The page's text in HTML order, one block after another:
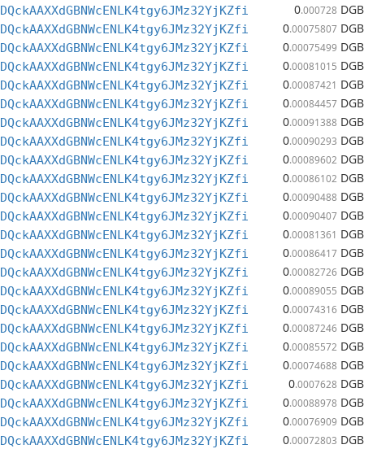
DQckAAXXdGBNWcENLK4tgy6JMz32YjKZfi 0.000728 DGB
DQckAAXXdGBNWcENLK4tgy6JMz32YjKZfi 0.00075807 DGB
DQckAAXXdGBNWcENLK4tgy6JMz32YjKZfi 0.00075499 DGB
DQckAAXXdGBNWcENLK4tgy6JMz32YjKZfi 0.00081015 DGB
DQckAAXXdGBNWcENLK4tgy6JMz32YjKZfi 0.00087421 DGB
DQckAAXXdGBNWcENLK4tgy6JMz32YjKZfi 0.00084457 DGB
DQckAAXXdGBNWcENLK4tgy6JMz32YjKZfi 0.00091388 DGB
DQckAAXXdGBNWcENLK4tgy6JMz32YjKZfi 0.00090293 DGB
DQckAAXXdGBNWcENLK4tgy6JMz32YjKZfi 0.00089602 DGB
DQckAAXXdGBNWcENLK4tgy6JMz32YjKZfi 0.00086102 DGB
DQckAAXXdGBNWcENLK4tgy6JMz32YjKZfi 0.00090488 DGB
DQckAAXXdGBNWcENLK4tgy6JMz32YjKZfi 0.00090407 DGB
DQckAAXXdGBNWcENLK4tgy6JMz32YjKZfi 0.00081361 DGB
DQckAAXXdGBNWcENLK4tgy6JMz32YjKZfi 0.00086417 DGB
DQckAAXXdGBNWcENLK4tgy6JMz32YjKZfi 0.00082726 DGB
DQckAAXXdGBNWcENLK4tgy6JMz32YjKZfi 0.00089055 DGB
DQckAAXXdGBNWcENLK4tgy6JMz32YjKZfi 0.00074316 DGB
DQckAAXXdGBNWcENLK4tgy6JMz32YjKZfi 0.00087246 DGB
DQckAAXXdGBNWcENLK4tgy6JMz32YjKZfi 0.00085572 DGB
DQckAAXXdGBNWcENLK4tgy6JMz32YjKZfi 0.00074688 DGB
DQckAAXXdGBNWcENLK4tgy6JMz32YjKZfi 0.0007628 DGB
DQckAAXXdGBNWcENLK4tgy6JMz32YjKZfi 0.00088978 DGB
DQckAAXXdGBNWcENLK4tgy6JMz32YjKZfi 0.00076909 DGB
DQckAAXXdGBNWcENLK4tgy6JMz32YjKZfi 0.00072803 DGB